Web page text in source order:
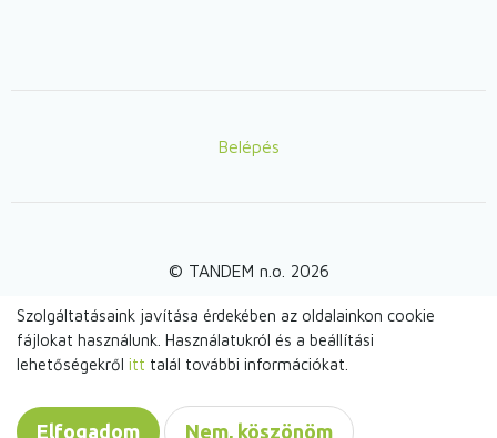
Belépés
© TANDEM n.o. 2026
webdesign by
Szolgáltatásaink javítása érdekében az oldalainkon cookie
fájlokat használunk. Használatukról és a beállítási
lehetőségekről itt talál további információkat.
Elfogadom Nem, köszönöm